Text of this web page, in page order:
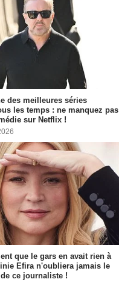
des meilleures séries
les temps : ne manquez pas
sur Netflix !
que le gars en avait rien à
Efira n'oubliera jamais le
ce journaliste !